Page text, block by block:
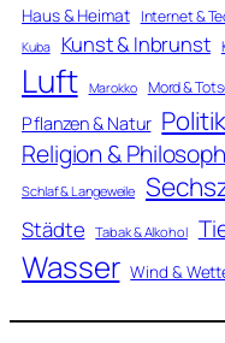
Haus & Heimat Internet &
Kuba Kunst & Inbrunst
Luft Marokko Mord &
Pflanzen & Natur Politik
Religion &
Schlaf & Langeweile
Städte Tabak & Alkohol
Wasser Wind &